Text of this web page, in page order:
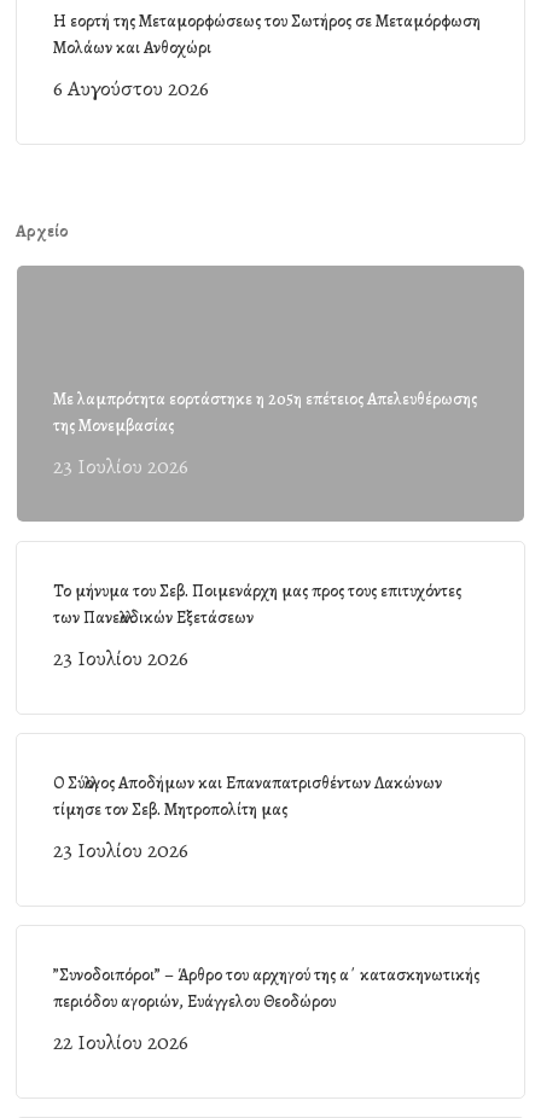
Η εορτή της Μεταμορφώσεως του Σωτήρος σε Μεταμόρφωση
Μολάων και Ανθοχώρι
6 Αυγούστου 2026
Αρχείο
Με λαμπρότητα εορτάστηκε η 205η επέτειος Απελευθέρωσης
της Μονεμβασίας
23 Ιουλίου 2026
Το μήνυμα του Σεβ. Ποιμενάρχη μας προς τους επιτυχόντες
των Πανελλαδικών Εξετάσεων
23 Ιουλίου 2026
Ο Σύλλογος Αποδήμων και Επαναπατρισθέντων Λακώνων
τίμησε τον Σεβ. Μητροπολίτη μας
23 Ιουλίου 2026
”Συνοδοιπόροι” – Άρθρο του αρχηγού της α΄ κατασκηνωτικής
περιόδου αγοριών, Ευάγγελου Θεοδώρου
22 Ιουλίου 2026